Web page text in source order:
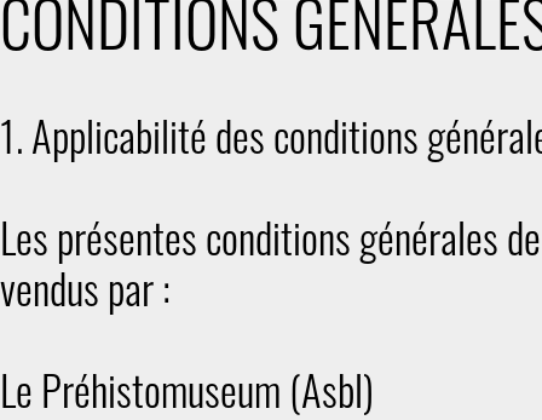
CONDITIONS
1. Applicabilité des conditions
Les présentes conditions générales
vendus par :
Le Préhistomuseum (Asbl)